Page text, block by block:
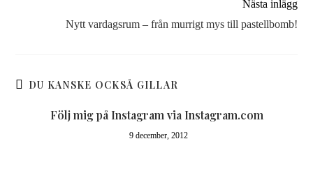
Nästa inlägg
Nytt vardagsrum – från murrigt mys till pastellbomb!
DU KANSKE OCKSÅ GILLAR
Följ mig på Instagram via Instagram.com
9 december, 2012